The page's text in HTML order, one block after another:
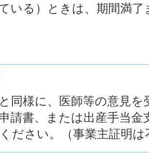
いる）ときは、期間満
同様に、医師等の意見を
請書、または出産手当金
ださい。（事業主証明は